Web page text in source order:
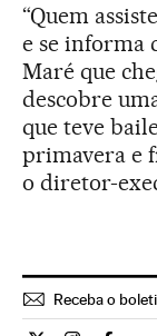
“Quem
e se informa
Maré que
descobre
que teve
primavera e
o diretor-
Receba o